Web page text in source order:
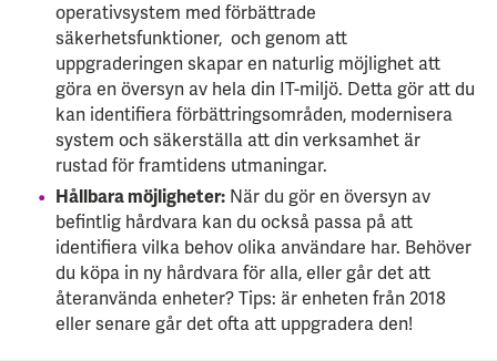
operativsystem med förbättrade
säkerhetsfunktioner, och genom att
uppgraderingen skapar en naturlig möjlighet att
göra en översyn av hela din IT-miljö. Detta gör att du
kan identifiera förbättringsområden, modernisera
system och säkerställa att din verksamhet är
rustad för framtidens utmaningar.
Hållbara möjligheter: När du gör en översyn av
befintlig hårdvara kan du också passa på att
identifiera vilka behov olika användare har. Behöver
du köpa in ny hårdvara för alla, eller går det att
återanvända enheter? Tips: är enheten från 2018
eller senare går det ofta att uppgradera den!